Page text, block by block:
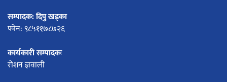
सम्पादक: दिपु खड्का
फोन: ९८५११७८७२६
कार्यकारी सम्पादकः
रोशन ज्ञवाली